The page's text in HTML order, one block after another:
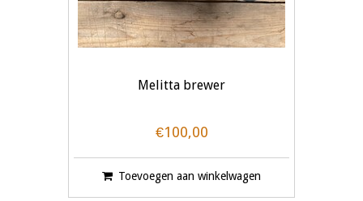
Melitta brewer
€100,00
Toevoegen aan winkelwagen